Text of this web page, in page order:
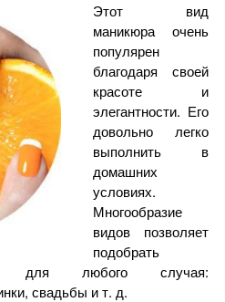
Этот вид
маникюра очень
популярен
благодаря своей
красоте и
элегантности. Его
довольно легко
выполнить в
домашних
условиях.
Многообразие
видов позволяет
подобрать
для любого случая:
свадьбы и т. д.